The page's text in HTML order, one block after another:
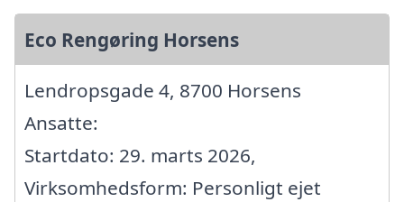
Eco Rengøring Horsens
Lendropsgade 4, 8700 Horsens
Ansatte:
Startdato: 29. marts 2026,
Virksomhedsform: Personligt ejet